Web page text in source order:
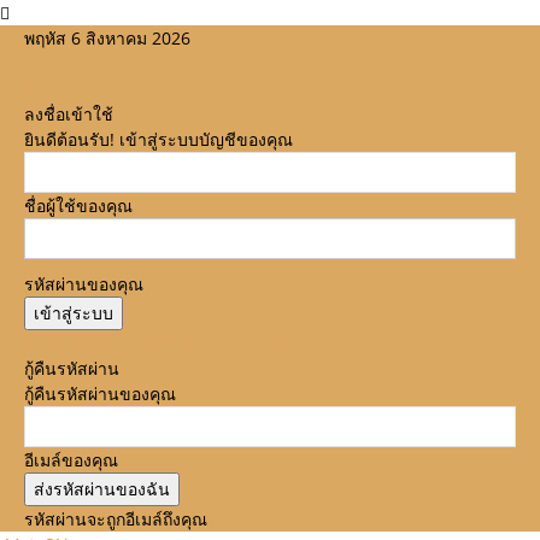
พฤหัส 6 สิงหาคม 2026
ลงชื่อเข้าใช้
ยินดีต้อนรับ! เข้าสู่ระบบบัญชีของคุณ
ชื่อผู้ใช้ของคุณ
รหัสผ่านของคุณ
กู้คืนรหัสผ่าน
กู้คืนรหัสผ่านของคุณ
อีเมล์ของคุณ
รหัสผ่านจะถูกอีเมล์ถึงคุณ